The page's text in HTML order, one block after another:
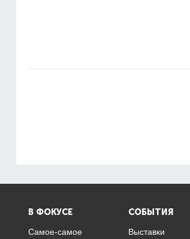
В ФОКУСЕ
Самое-самое
СОБЫТИЯ
Выставки